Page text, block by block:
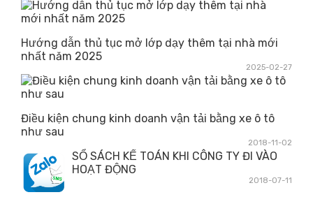
Hướng dẫn thủ tục mở lớp dạy thêm tại nhà mới
nhất năm 2025
2025-02-27
Điều kiện chung kinh doanh vận tải bằng xe ô tô
như sau
2018-11-02
SỔ SÁCH KẾ TOÁN KHI CÔNG TY ĐI VÀO
HOẠT ĐỘNG
2018-07-11